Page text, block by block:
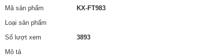
Mã sản phẩm
KX-FT983
Loại sản phẩm
Số lượt xem
3893
Mô tả